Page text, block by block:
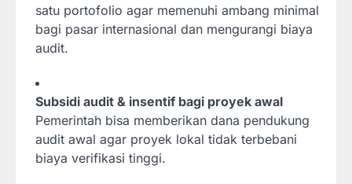
satu portofolio agar memenuhi ambang minimal
bagi pasar internasional dan mengurangi biaya
audit.
Subsidi audit & insentif bagi proyek awal
Pemerintah bisa memberikan dana pendukung
audit awal agar proyek lokal tidak terbebani
biaya verifikasi tinggi.